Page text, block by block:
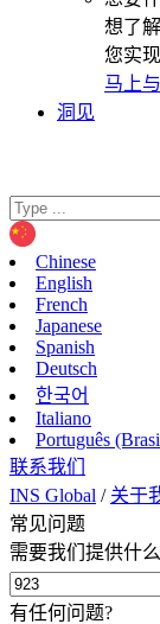
想了
您实
马上
洞见
Chinese
English
French
Japanese
Spanish
Deutsch
한국어
Italiano
Português
联系我们
INS Global / 关于
常见问题
需要我们提供什
有任何问题?